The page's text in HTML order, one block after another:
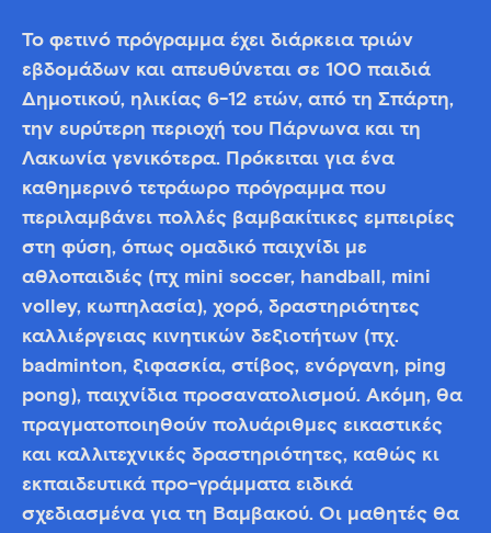
Το φετινό πρόγραμμα έχει διάρκεια τριών
εβδομάδων και απευθύνεται σε 100 παιδιά
Δημοτικού, ηλικίας 6-12 ετών, από τη Σπάρτη,
την ευρύτερη περιοχή του Πάρνωνα και τη
Λακωνία γενικότερα. Πρόκειται για ένα
καθημερινό τετράωρο πρόγραμμα που
περιλαμβάνει πολλές βαμβακίτικες εμπειρίες
στη φύση, όπως ομαδικό παιχνίδι με
αθλοπαιδιές (πχ mini soccer, handball, mini
volley, κωπηλασία), χορό, δραστηριότητες
καλλιέργειας κινητικών δεξιοτήτων (πχ.
badminton, ξιφασκία, στίβος, ενόργανη, ping
pong), παιχνίδια προσανατολισμού. Ακόμη, θα
πραγματοποιηθούν πολυάριθμες εικαστικές
και καλλιτεχνικές δραστηριότητες, καθώς κι
εκπαιδευτικά προ-γράμματα ειδικά
σχεδιασμένα για τη Βαμβακού. Οι μαθητές θα